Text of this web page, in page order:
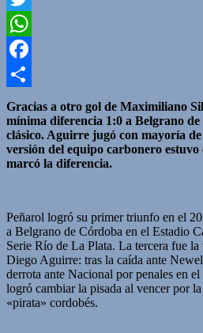
Twitter
WhatsApp
Facebook
Compartir
Gracias a otro gol de Maximiliano
mínima diferencia 1:0 a Belgrano
clásico. Aguirre jugó con mayoría
versión del equipo carbonero
marcó la diferencia.
Peñarol logró su primer triunfo en el
a Belgrano de Córdoba en el Estadio
Serie Río de La Plata. La tercera fue
Diego Aguirre: tras la caída ante
derrota ante Nacional por penales en
logró cambiar la pisada al vencer por
«pirata» cordobés.